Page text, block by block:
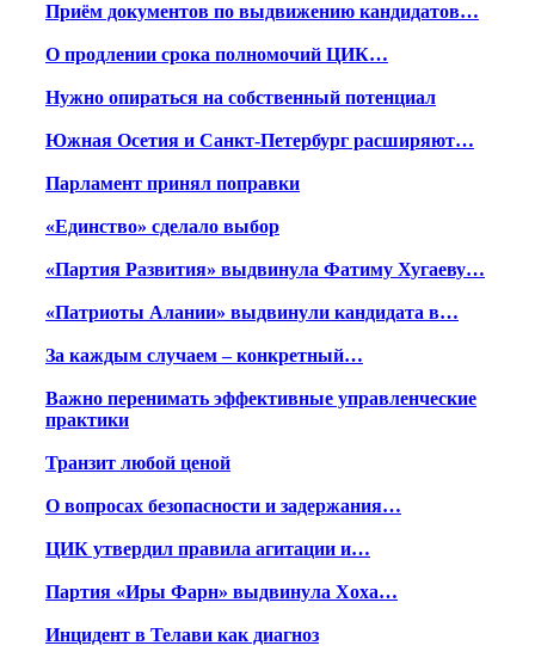
Приём документов по выдвижению кандидатов…
О продлении срока полномочий ЦИК…
Нужно опираться на собственный потенциал
Южная Осетия и Санкт-Петербург расширяют…
Парламент принял поправки
«Единство» сделало выбор
«Партия Развития» выдвинула Фатиму Хугаеву…
«Патриоты Алании» выдвинули кандидата в…
За каждым случаем – конкретный…
Важно перенимать эффективные управленческие
практики
Транзит любой ценой
О вопросах безопасности и задержания…
ЦИК утвердил правила агитации и…
Партия «Иры Фарн» выдвинула Хоха…
Инцидент в Телави как диагноз